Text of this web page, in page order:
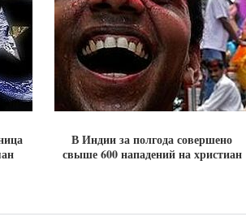
В Индии за полгода совершено
свыше 600 нападений на христиан